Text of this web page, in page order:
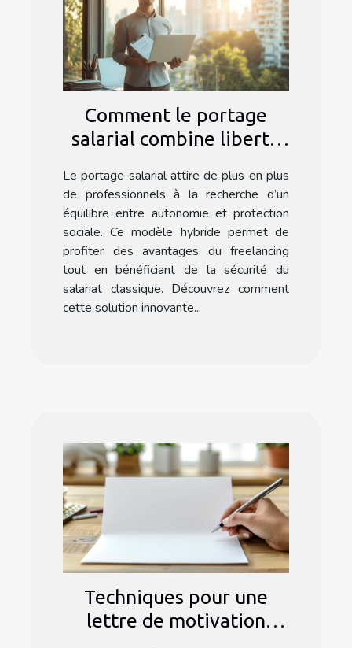
Comment le portage
salarial combine liberté
du salariat ?
Le portage salarial attire de plus en plus
de professionnels à la recherche d’un
équilibre entre autonomie et protection
sociale. Ce modèle hybride permet de
profiter des avantages du freelancing
tout en bénéficiant de la sécurité du
salariat classique. Découvrez comment
cette solution innovante...
Techniques pour une
lettre de motivation